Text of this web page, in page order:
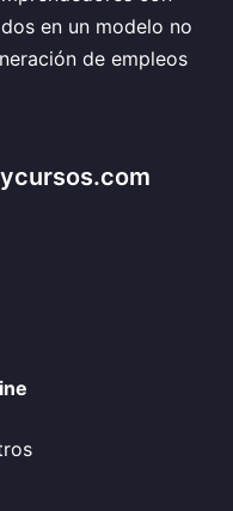
en un modelo no
de empleos